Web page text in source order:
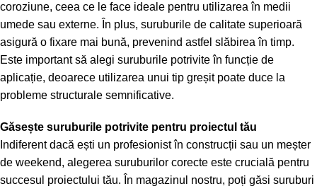
coroziune, ceea ce le face ideale pentru utilizarea în medii
umede sau externe. În plus, suruburile de calitate superioară
asigură o fixare mai bună, prevenind astfel slăbirea în timp.
Este important să alegi suruburile potrivite în funcție de
aplicație, deoarece utilizarea unui tip greșit poate duce la
probleme structurale semnificative.
Găsește suruburile potrivite pentru proiectul tău
Indiferent dacă ești un profesionist în construcții sau un meșter
de weekend, alegerea suruburilor corecte este crucială pentru
succesul proiectului tău. În magazinul nostru, poți găsi suruburi